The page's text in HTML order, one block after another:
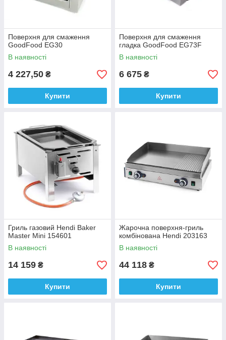
Поверхня для смаження
GoodFood EG30
В наявності
4 227,50 ₴
Купити
Поверхня для смаження
гладка GoodFood EG73F
В наявності
6 675 ₴
Купити
Гриль газовий Hendi Baker
Master Mini 154601
В наявності
14 159 ₴
Купити
Жарочна поверхня-гриль
комбінована Hendi 203163
В наявності
44 118 ₴
Купити